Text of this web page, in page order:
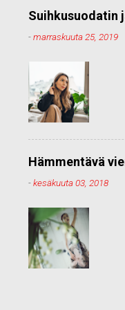
Suihkusuodatin
-marraskuuta 25, 2019
Hämmentävä
-kesäkuuta 03, 2018